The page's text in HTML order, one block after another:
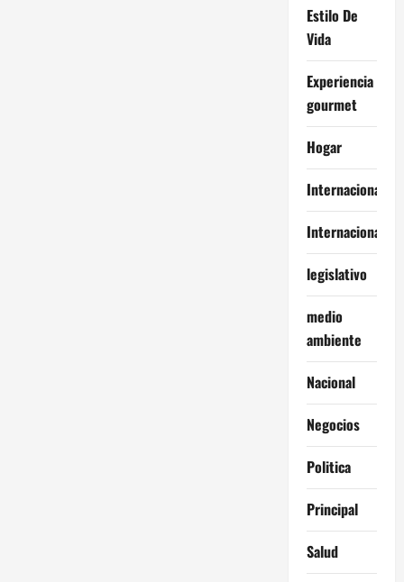
Estilo De
Vida
Experiencia
gourmet
Hogar
Internacional
Internacionales
legislativo
medio
ambiente
Nacional
Negocios
Politica
Principal
Salud